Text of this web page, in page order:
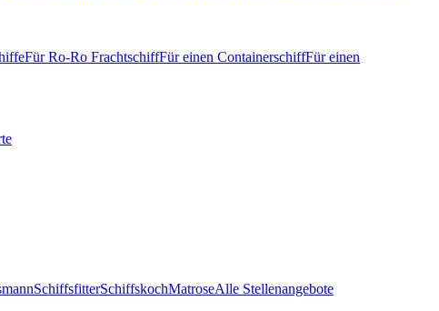
Für Ro-Ro FrachtschiffFür einen ContainerschiffFür einen
SchiffsfitterSchiffskochMatroseAlle Stellenangebote